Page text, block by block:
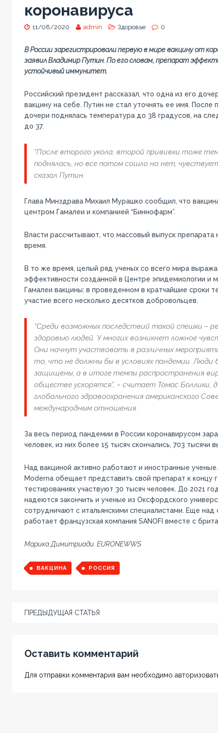
коронавируса
11/08/2020 admin Здоровье 0
В России зарегистрировали первую в мире вакцину от
заявил Владимир Путин. По его словам, препарат
устойчивый иммунитет.
Российский президент рассказал, что одна из его
вакцину на себе. Путин не стал уточнять ее имя. После
дочери поднялась температура до 38 градусов, на
до 37.
“После второго укола, второй прививки тоже
поднялась, но все потом сошло на нет,
сказал Путин.
Глава Минздрава Михаил Мурашко сообщил, что
центром Гамалеи и компанией “Биннофарм”.
Власти рассчитывают, что массовый выпуск
время.
В то же время, целый ряд ученых со всего мира
эффективности созданной в Центре эпидемиологии и
Гамалеи вакцины: в проведенном в кратчайшие сроки
участие всего несколько десятков добровольцев.
“Среди возможных последствий такой спешки –
здоровью людей. У многих возникнет ложное
Они начнут участвовать в различных
то, что не должны бы в условиях пандемии. Люди
защищены, а в итоге темпы распространения
обществе ускорятся”, – считает Томас Боллики,
глобального здравоохранения американского
международным отношения.
За весь период пандемии в России коронавирусом
человек, из них более 15 тысяч скончались, 703 тысячи
Над вакциной активно работают и иностранные
Moderna обещает представить свой препарат к концу
тестированиях участвуют 30 тысяч человек. До 2021
надеются закончить и ученые из Оксфордского
сотрудничают с итальянскими специалистами. Еще
работает французская компания SANOFI вместе с
Марика Димитриади. EURONEWWS
ВАКЦИНА РОССИЯ
ПРЕДЫДУЩАЯ СТАТЬЯ
Оставить комментарий
Для отправки комментария вам необходимо